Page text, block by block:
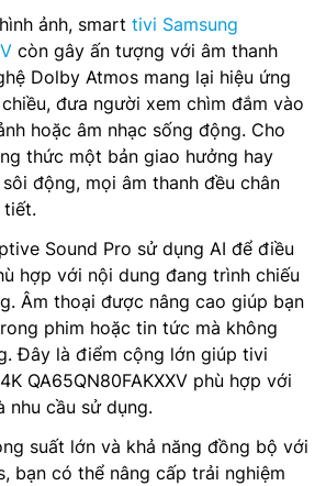
ảnh, smart tivi Samsung
còn gây ấn tượng với âm thanh
Dolby Atmos mang lại hiệu ứng
đưa người xem chìm đắm vào
hoặc âm nhạc sống động. Cho
thức một bản giao hưởng hay
động, mọi âm thanh đều chân
Sound Pro sử dụng AI để điều
hợp với nội dung đang trình chiếu
Âm thoại được nâng cao giúp bạn
phim hoặc tin tức mà không
Đây là điểm cộng lớn giúp tivi
QA65QN80FAKXXV phù hợp với
nhu cầu sử dụng.
suất lớn và khả năng đồng bộ với
bạn có thể nâng cấp trải nghiệm